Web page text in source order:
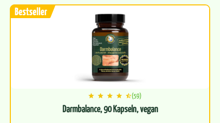
(59)
Darmbalance, 90 Kapseln, vegan